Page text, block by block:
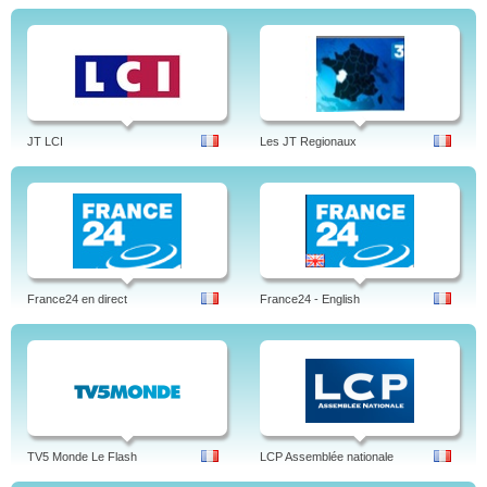
JT LCI Les JT Regionaux
France24 en direct France24 - English
TV5 Monde Le Flash LCP Assemblée nationale